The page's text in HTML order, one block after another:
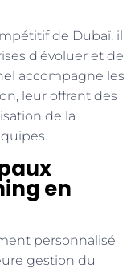
de Dubaï, il
d’évoluer et de
accompagne les
leur offrant des
de la
en
personnalisé
gestion du